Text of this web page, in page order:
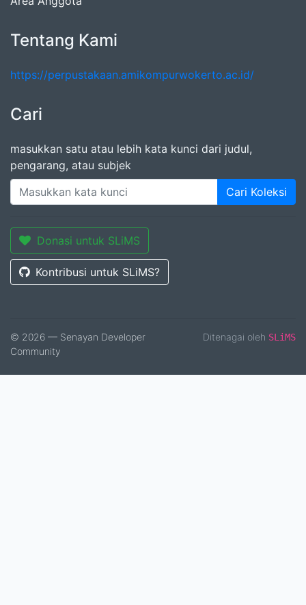
Tentang Kami
https://perpustakaan.amikompurwokerto.ac.id/
Cari
masukkan satu atau lebih kata kunci dari judul,
pengarang, atau subjek
Cari Koleksi
Donasi untuk SLiMS
Kontribusi untuk SLiMS?
© 2026 — Senayan Developer
Community
Ditenagai oleh SLiMS